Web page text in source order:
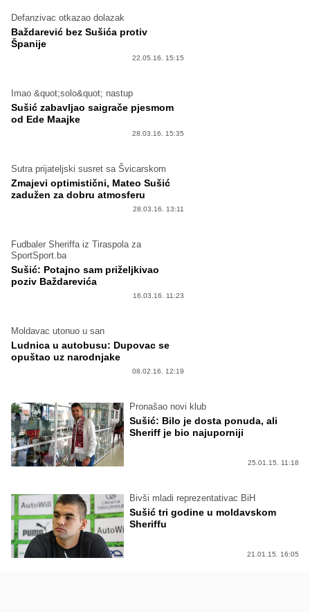
Defanzivac otkazao dolazak
Baždarević bez Sušića protiv
Španije
22.05.16. 15:15
Imao &quot;solo&quot; nastup
Sušić zabavljao saigrače pjesmom
od Ede Maajke
28.03.16. 15:35
Sutra prijateljski susret sa Švicarskom
Zmajevi optimistični, Mateo Sušić
zadužen za dobru atmosferu
28.03.16. 13:11
Fudbaler Sheriffa iz Tiraspola za
SportSport.ba
Sušić: Potajno sam priželjkivao
poziv Baždarevića
16.03.16. 11:23
Moldavac utonuo u san
Ludnica u autobusu: Dupovac se
opuštao uz narodnjake
08.02.16. 12:19
Pronašao novi klub
Sušić: Bilo je dosta ponuda, ali
Sheriff je bio najuporniji
25.01.15. 11:18
Bivši mladi reprezentativac BiH
Sušić tri godine u moldavskom
Sheriffu
21.01.15. 16:05